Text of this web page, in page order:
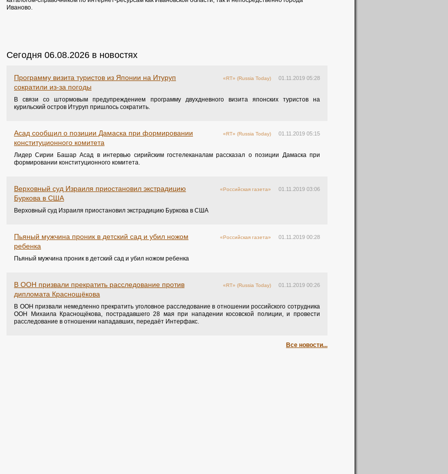
Иваново.
Сегодня 06.08.2026 в новостях
01.11.2019 05:28
«RT» (Russia Today)
Программу визита туристов из Японии на Итуруп
сократили из-за погоды
В связи со штормовым предупреждением программу двухдневного визита японских туристов на
курильский остров Итуруп пришлось сократить.
01.11.2019 05:15
«RT» (Russia Today)
Асад сообщил о позиции Дамаска при формировании
конституционного комитета
Лидер Сирии Башар Асад в интервью сирийским гостелеканалам рассказал о позиции Дамаска при
формировании конституционного комитета.
01.11.2019 03:06
«Российская газета»
Верховный суд Израиля приостановил экстрадицию
Буркова в США
Верховный суд Израиля приостановил экстрадицию Буркова в США
01.11.2019 00:28
«Российская газета»
Пьяный мужчина проник в детский сад и убил ножом
ребенка
Пьяный мужчина проник в детский сад и убил ножом ребенка
01.11.2019 00:26
«RT» (Russia Today)
В ООН призвали прекратить расследование против
дипломата Краснощёкова
В ООН призвали немедленно прекратить уголовное расследование в отношении российского сотрудника
ООН Михаила Краснощёкова, пострадавшего 28 мая при нападении косовской полиции, и провести
расследование в отношении нападавших, передаёт Интерфакс.
Все новости...